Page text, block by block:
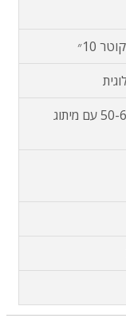
10״
50-60Hz 110-240 עם מיתוג